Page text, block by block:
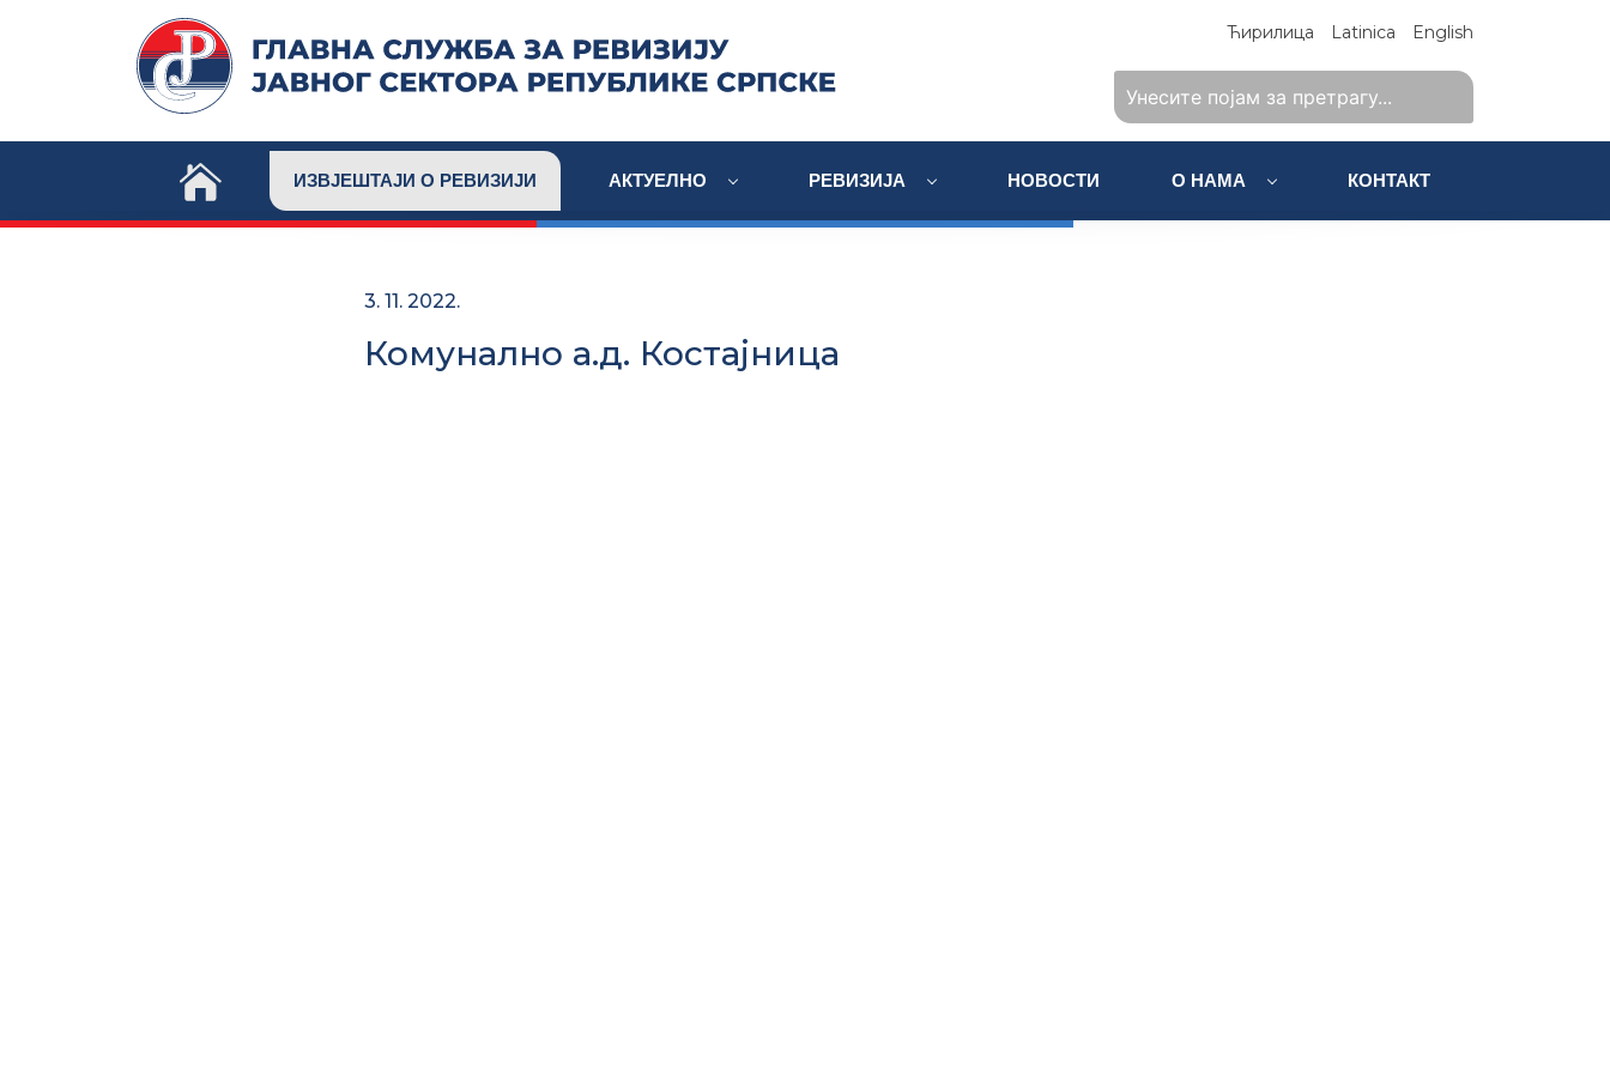
Ћирилица Latinica English
ИЗВЈЕШТАЈИ О РЕВИЗИЈИ АКТУЕЛНО РЕВИЗИЈА НОВОСТИ О НАМА КОНТАКТ
3. 11. 2022.
Комунално а.д. Костајница